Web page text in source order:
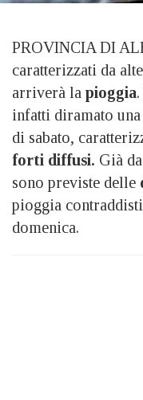
PROVINCIA DI
caratterizzati da
arriverà la pioggia
infatti diramato una
di sabato,
forti diffusi. Già
sono previste delle
pioggia
domenica.